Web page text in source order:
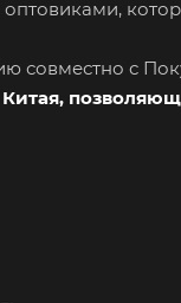
совместно с